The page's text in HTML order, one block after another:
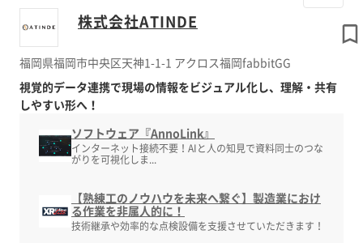
株式会社ATINDE
福岡県福岡市中央区天神1-1-1 アクロス福岡fabbitGG
視覚的データ連携で現場の情報をビジュアル化し、理解・共有
しやすい形へ！
ソフトウェア『AnnoLink』
インターネット接続不要！AIと人の知見で資料同士のつな
がりを可視化しま...
【熟練工のノウハウを未来へ繋ぐ】製造業におけ
る作業を非属人的に！
技術継承や効率的な点検設備を支援させていただきます！